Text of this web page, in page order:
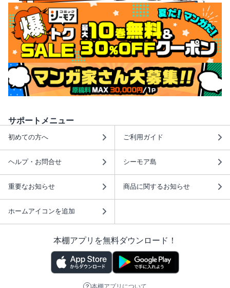
サポートメニュー
初めての方へ ご利用ガイド
ヘルプ・お問合せ シーモア島
重要なお知らせ 商品に関するお知らせ
ホームアイコンを追加
本棚アプリを無料ダウンロード！